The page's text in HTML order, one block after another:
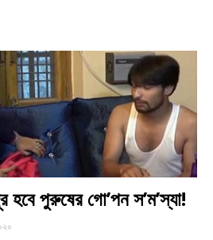
পুরুষের গো’পন স’ম’স্যা!